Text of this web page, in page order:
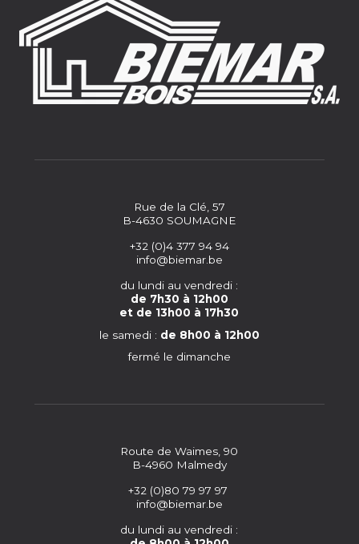
Rue de la Clé, 57
B-4630 SOUMAGNE
+32 (0)4 377 94 94
info@biemar.be
du lundi au vendredi :
de 7h30 à 12h00
et de 13h00 à 17h30
le samedi : de 8h00 à 12h00
fermé le dimanche
Route de Waimes, 90
B-4960 Malmedy
+32 (0)80 79 97 97
info@biemar.be
du lundi au vendredi :